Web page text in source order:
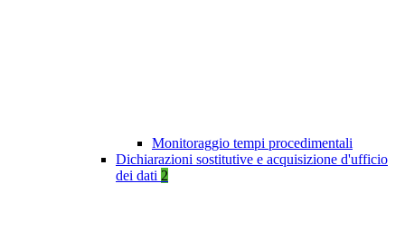
Monitoraggio tempi procedimentali
Dichiarazioni sostitutive e acquisizione d'ufficio
dei dati 2